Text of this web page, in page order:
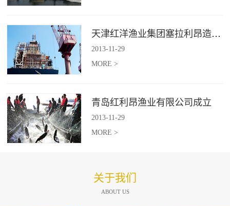
天津红洋渔业集团塞拉利昂造船项目
2013-11-29
MORE >
青岛红利昂渔业有限公司成立
2013-11-29
MORE >
关于我们
ABOUT US